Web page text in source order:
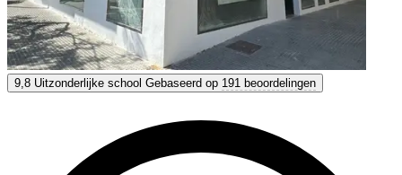
AIL Málaga
9,8 Uitzonderlijk Gebaseerd op 191 beoordelingen
Krijg persoonlijk advies
9,8 Uitzonderlijke school Gebaseerd op 191 beoordelingen